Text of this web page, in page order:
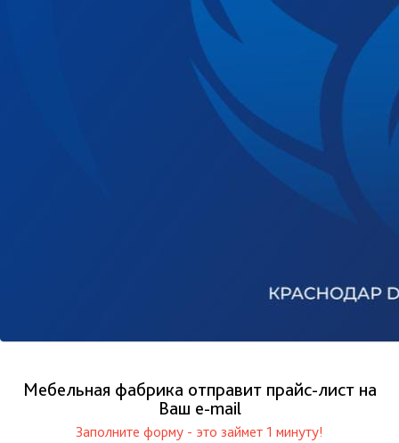
Мебельная фабрика отправит прайс-лист на
Ваш е-mail
Заполните форму - это займет 1 минуту!